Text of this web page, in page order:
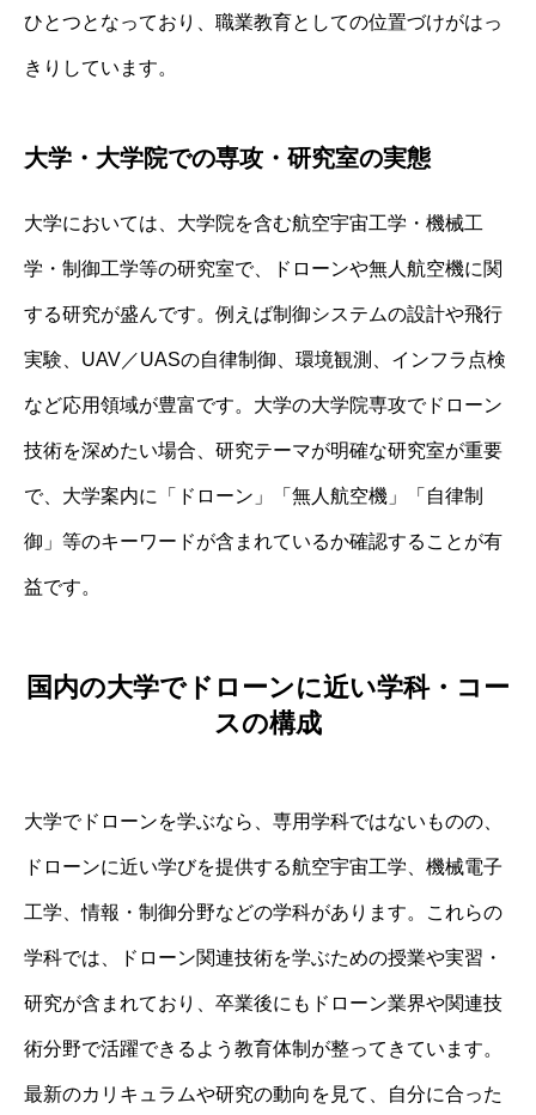
ひとつとなっており、職業教育としての位置づけがはっ
きりしています。
大学・大学院での専攻・研究室の実態
大学においては、大学院を含む航空宇宙工学・機械工
学・制御工学等の研究室で、ドローンや無人航空機に関
する研究が盛んです。例えば制御システムの設計や飛行
実験、UAV／UASの自律制御、環境観測、インフラ点検
など応用領域が豊富です。大学の大学院専攻でドローン
技術を深めたい場合、研究テーマが明確な研究室が重要
で、大学案内に「ドローン」「無人航空機」「自律制
御」等のキーワードが含まれているか確認することが有
益です。
国内の大学でドローンに近い学科・コー
スの構成
大学でドローンを学ぶなら、専用学科ではないものの、
ドローンに近い学びを提供する航空宇宙工学、機械電子
工学、情報・制御分野などの学科があります。これらの
学科では、ドローン関連技術を学ぶための授業や実習・
研究が含まれており、卒業後にもドローン業界や関連技
術分野で活躍できるよう教育体制が整ってきています。
最新のカリキュラムや研究の動向を見て、自分に合った